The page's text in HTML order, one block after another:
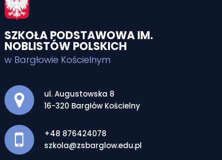
SZKOŁA PODSTAWOWA IM.
NOBLISTÓW POLSKICH
w Bargłowie Kościelnym
Adres pocztowy:
ul. Augustowska 8
16-320 Bargłów Kościelny
+48 876424078
szkola@zsbarglow.edu.pl